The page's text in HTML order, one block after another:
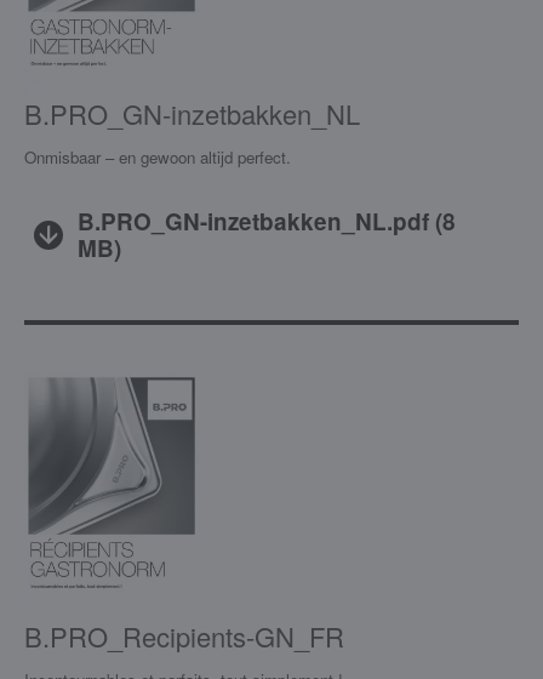
B.PRO_GN-inzetbakken_NL
Onmisbaar – en gewoon altijd perfect.
B.PRO_GN-inzetbakken_NL.pdf(8
MB)
B.PRO_Recipients-GN_FR